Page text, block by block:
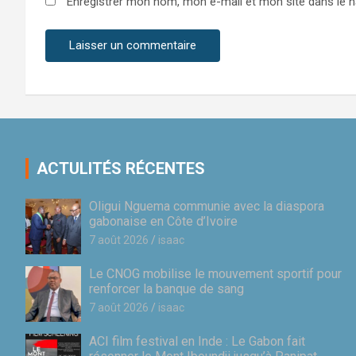
ACTULITÉS RÉCENTES
Oligui Nguema communie avec la diaspora
gabonaise en Côte d’Ivoire
7 août 2026 isaac
Le CNOG mobilise le mouvement sportif pour
renforcer la banque de sang
7 août 2026 isaac
ACI film festival en Inde : Le Gabon fait